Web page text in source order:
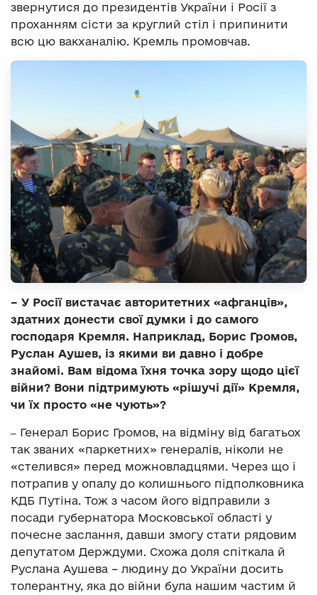
звернутися до президентів України і Росії з
проханням сісти за круглий стіл і припинити
всю цю вакханалію. Кремль промовчав.
– У Росії вистачає авторитетних «афганців»,
здатних донести свої думки і до самого
господаря Кремля. Наприклад, Борис Громов,
Руслан Аушев, із якими ви давно і добре
знайомі. Вам відома їхня точка зору щодо цієї
війни? Вони підтримують «рішучі дії» Кремля,
чи їх просто «не чують»?
‒ Генерал Борис Громов, на відміну від багатьох
так званих «паркетних» генералів, ніколи не
«стелився» перед можновладцями. Через що і
потрапив у опалу до колишнього підполковника
КДБ Путіна. Тож з часом його відправили з
посади губернатора Московської області у
почесне заслання, давши змогу стати рядовим
депутатом Держдуми. Схожа доля спіткала й
Руслана Аушева – людину до України досить
толерантну, яка до війни була нашим частим й